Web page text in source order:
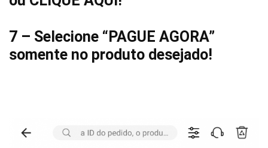
7 – Selecione “PAGUE AGORA”
somente no produto desejado!